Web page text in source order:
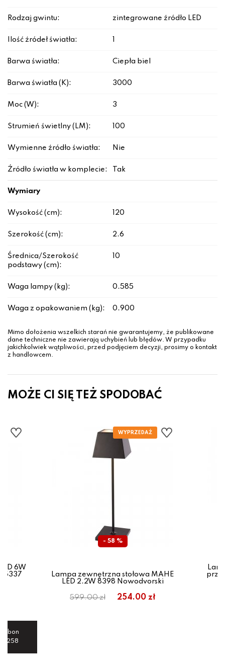
Rodzaj gwintu: zintegrowane źródło LED
Ilość źródeł światła:
Barwa światła: Ciepła biel
Barwa światła (K): 3000
Moc (W): 3
Strumień świetlny (LM): 100
Wymienne źródło światła: Nie
Źródło światła w komplecie: Tak
Wymiary
Wysokość (cm): 120
Szerokość (cm): 2.6
Średnica/Szerokość
podstawy (cm):
10
Waga lampy (kg): 0.585
Waga z opakowaniem (kg): 0.900
Mimo dołożenia wszelkich starań nie gwarantujemy, że publikowane
dane techniczne nie zawierają uchybień lub błędów. W przypadku
jakichkolwiek wątpliwości, przed podjęciem decyzji, prosimy o kontakt
z handlowcem.
MOŻE CI SIĘ TEŻ SPODOBAĆ
6W
bon
258
- 58 %
Lampa zewnętrzna stołowa MAHE
LED 2.2W 8398 Nowodvorski
599.00 zł 254.00 zł